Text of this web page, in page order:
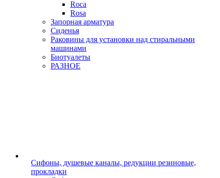
Roca
Rosa
Запорная арматура
Сиденья
Раковины для установки над стиральными
машинами
Биотуалеты
РАЗНОЕ
Сифоны, душевые каналы, редукции резиновые,
прокладки